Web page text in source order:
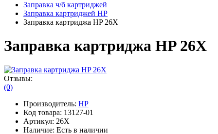
Заправка ч/б картриджей
Заправка картриджей HP
Заправка картриджа HP 26X
Заправка картриджа HP 26X
Отзывы:
(0)
Производитель: HP
Код товара: 13127-01
Артикул: 26X
Наличие: Есть в наличии